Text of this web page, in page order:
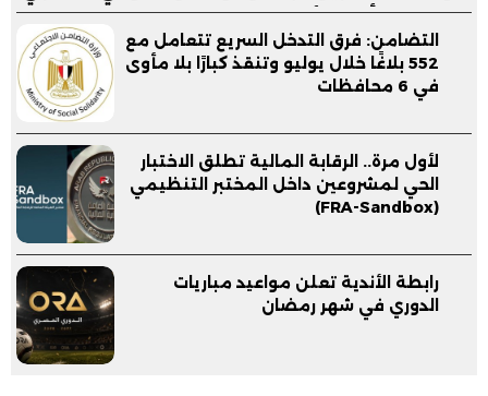
جزء لا يتجزأ من الأمن القومي المصري
التضامن: فرق التدخل السريع تتعامل مع
552 بلاغًا خلال يوليو وتنقذ كبارًا بلا مأوى
في 6 محافظات
لأول مرة.. الرقابة المالية تطلق الاختبار
الحي لمشروعين داخل المختبر التنظيمي
(FRA-Sandbox)
رابطة الأندية تعلن مواعيد مباريات
الدوري في شهر رمضان